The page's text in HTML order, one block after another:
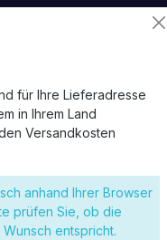
Weiß
für Ihre Lieferadresse
in Ihrem Land
Versandkosten
anhand Ihrer Browser
prüfen Sie, ob die
entspricht.